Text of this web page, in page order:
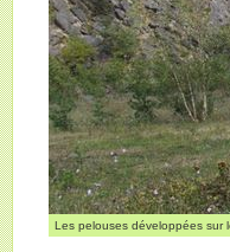
Les pelouses développées sur